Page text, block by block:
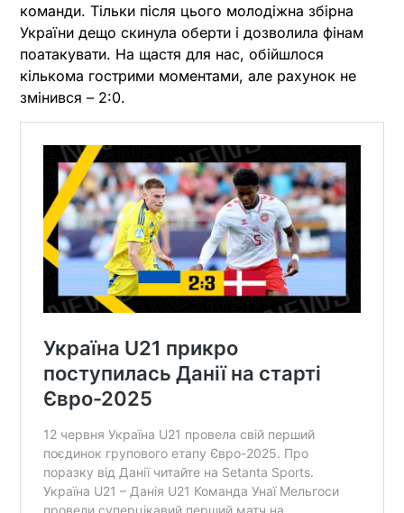
команди. Тільки після цього молодіжна збірна
України дещо скинула оберти і дозволила фінам
поатакувати. На щастя для нас, обійшлося
кількома гострими моментами, але рахунок не
змінився – 2:0.